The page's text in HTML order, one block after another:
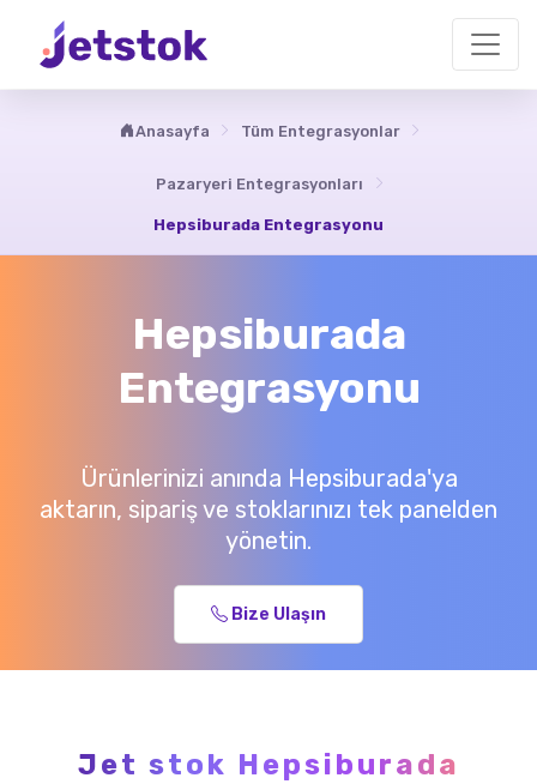
Anasayfa Tüm Entegrasyonlar
Pazaryeri Entegrasyonları
Hepsiburada Entegrasyonu
Hepsiburada
Entegrasyonu
Ürünlerinizi anında Hepsiburada'ya
aktarın, sipariş ve stoklarınızı tek panelden
yönetin.
Bize Ulaşın
Jet stok Hepsiburada